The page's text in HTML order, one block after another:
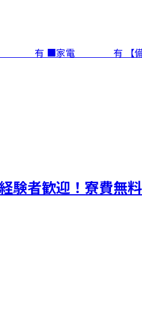
■家具 有 ■家電 有
験者歓迎！寮費